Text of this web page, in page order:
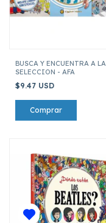
BUSCA Y ENCUENTRA A LA
SELECCION - AFA
$9.47 USD